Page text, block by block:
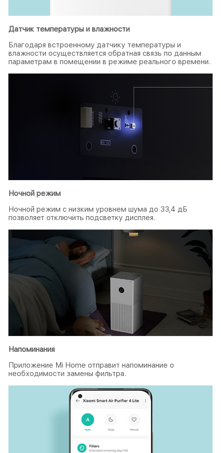
Датчик температуры и влажности
Благодаря встроенному датчику температуры и
влажности осуществляется обратная связь по данным
параметрам в помещении в режиме реального времени.
Ночной режим
Ночной режим с низким уровнем шума до 33,4 дБ
позволяет отключить подсветку дисплея.
Напоминания
Приложение Mi Home отправит напоминание о
необходимости замены фильтра.